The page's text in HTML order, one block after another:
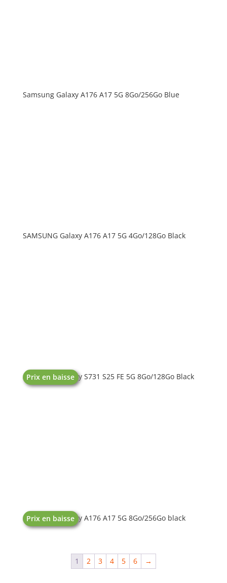
Samsung Galaxy A176 A17 5G 8Go/256Go Blue
SAMSUNG Galaxy A176 A17 5G 4Go/128Go Black
Prix en baisse
SAMSUNG Galaxy S731 S25 FE 5G 8Go/128Go Black
Prix en baisse
SAMSUNG Galaxy A176 A17 5G 8Go/256Go black
1 2 3 4 5 6 →